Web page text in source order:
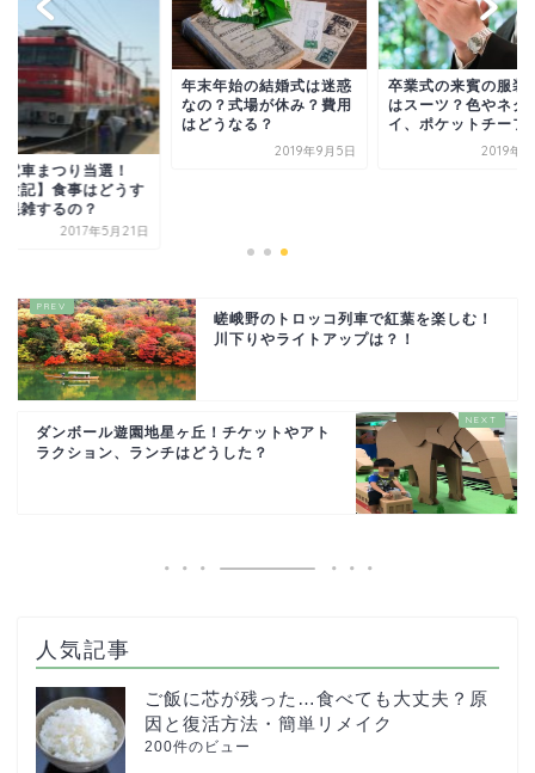
電車まつり当選！
験記】食事はどうす
混雑するの？
2017年5月21日
年末年始の結婚式は迷惑
なの？式場が休み？費用
はどうなる？
2019年9月5日
卒業式の来賓の服装
はスーツ？色やネク
イ、ポケットチーフ
2019年3
嵯峨野のトロッコ列車で紅葉を楽しむ！
川下りやライトアップは？！
ダンボール遊園地星ヶ丘！チケットやアト
ラクション、ランチはどうした？
人気記事
ご飯に芯が残った…食べても大丈夫？原
因と復活方法・簡単リメイク
200件のビュー